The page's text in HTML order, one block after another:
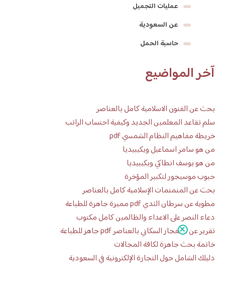
عمليات التجميل
عن السعودية
حاسبة الحمل
آخر المواضيع
بحث عن الفنون الاسلامية كامل بالعناصر
سلم تقاعد المعلمين الجديد وكيفية احتساب الراتب
خريطة مفاهيم النظام الشمسي pdf
من هو سامر اسماعيل ويكيبيديا
من هو يوسف انطاكي ويكيبيديا
حبوب موسيجور لتكبير المؤخرة
بحث عن المنمنمات الإسلامية كامل بالعناصر
مطوية عن سرطان الثدي pdf مميزة جاهزة للطباعة
دعاء النصر على الاعداء والظالمين كامل مكتوب
تقرير عن الانفجار السكاني بالعناصر pdf جاهز للطباعة
خاتمة بحث جاهزة لكافة المجالات
دليلك الشامل حول التجارة الإلكترونية في السعودية